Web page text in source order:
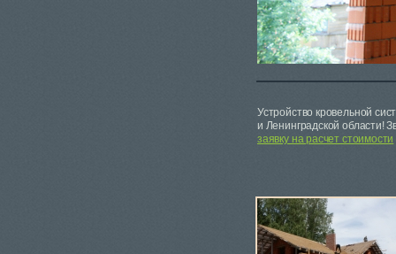
Устройство кровельной
и Ленинградской области!
заявку на расчет стоимости